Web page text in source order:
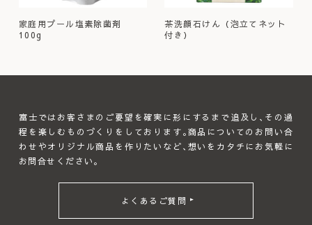
家庭用プール塩素除菌剤
100g
茶洗顔石けん（泡立てネット
付き）
富士ではお客さまのご要望を確実に形にするまで追及し､その過
程を楽しむものづくりをしております｡商品についてのお問い合
わせやオリジナル商品を作りたいなど､想いをカタチにお気軽に
お問合せください｡
よくあるご質問